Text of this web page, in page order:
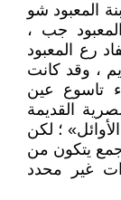
المعبود شو
جب ،
رع المعبود
، وقد كانت
تاسوع عين
القديمة
؛ لكن
يتكون من
غير محدد